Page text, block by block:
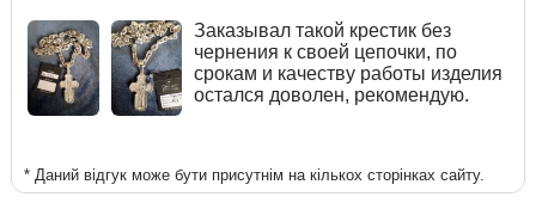
Заказывал такой крестик без
чернения к своей цепочки, по
срокам и качеству работы изделия
остался доволен, рекомендую.
* Даний відгук може бути присутнім на кількох сторінках сайту.